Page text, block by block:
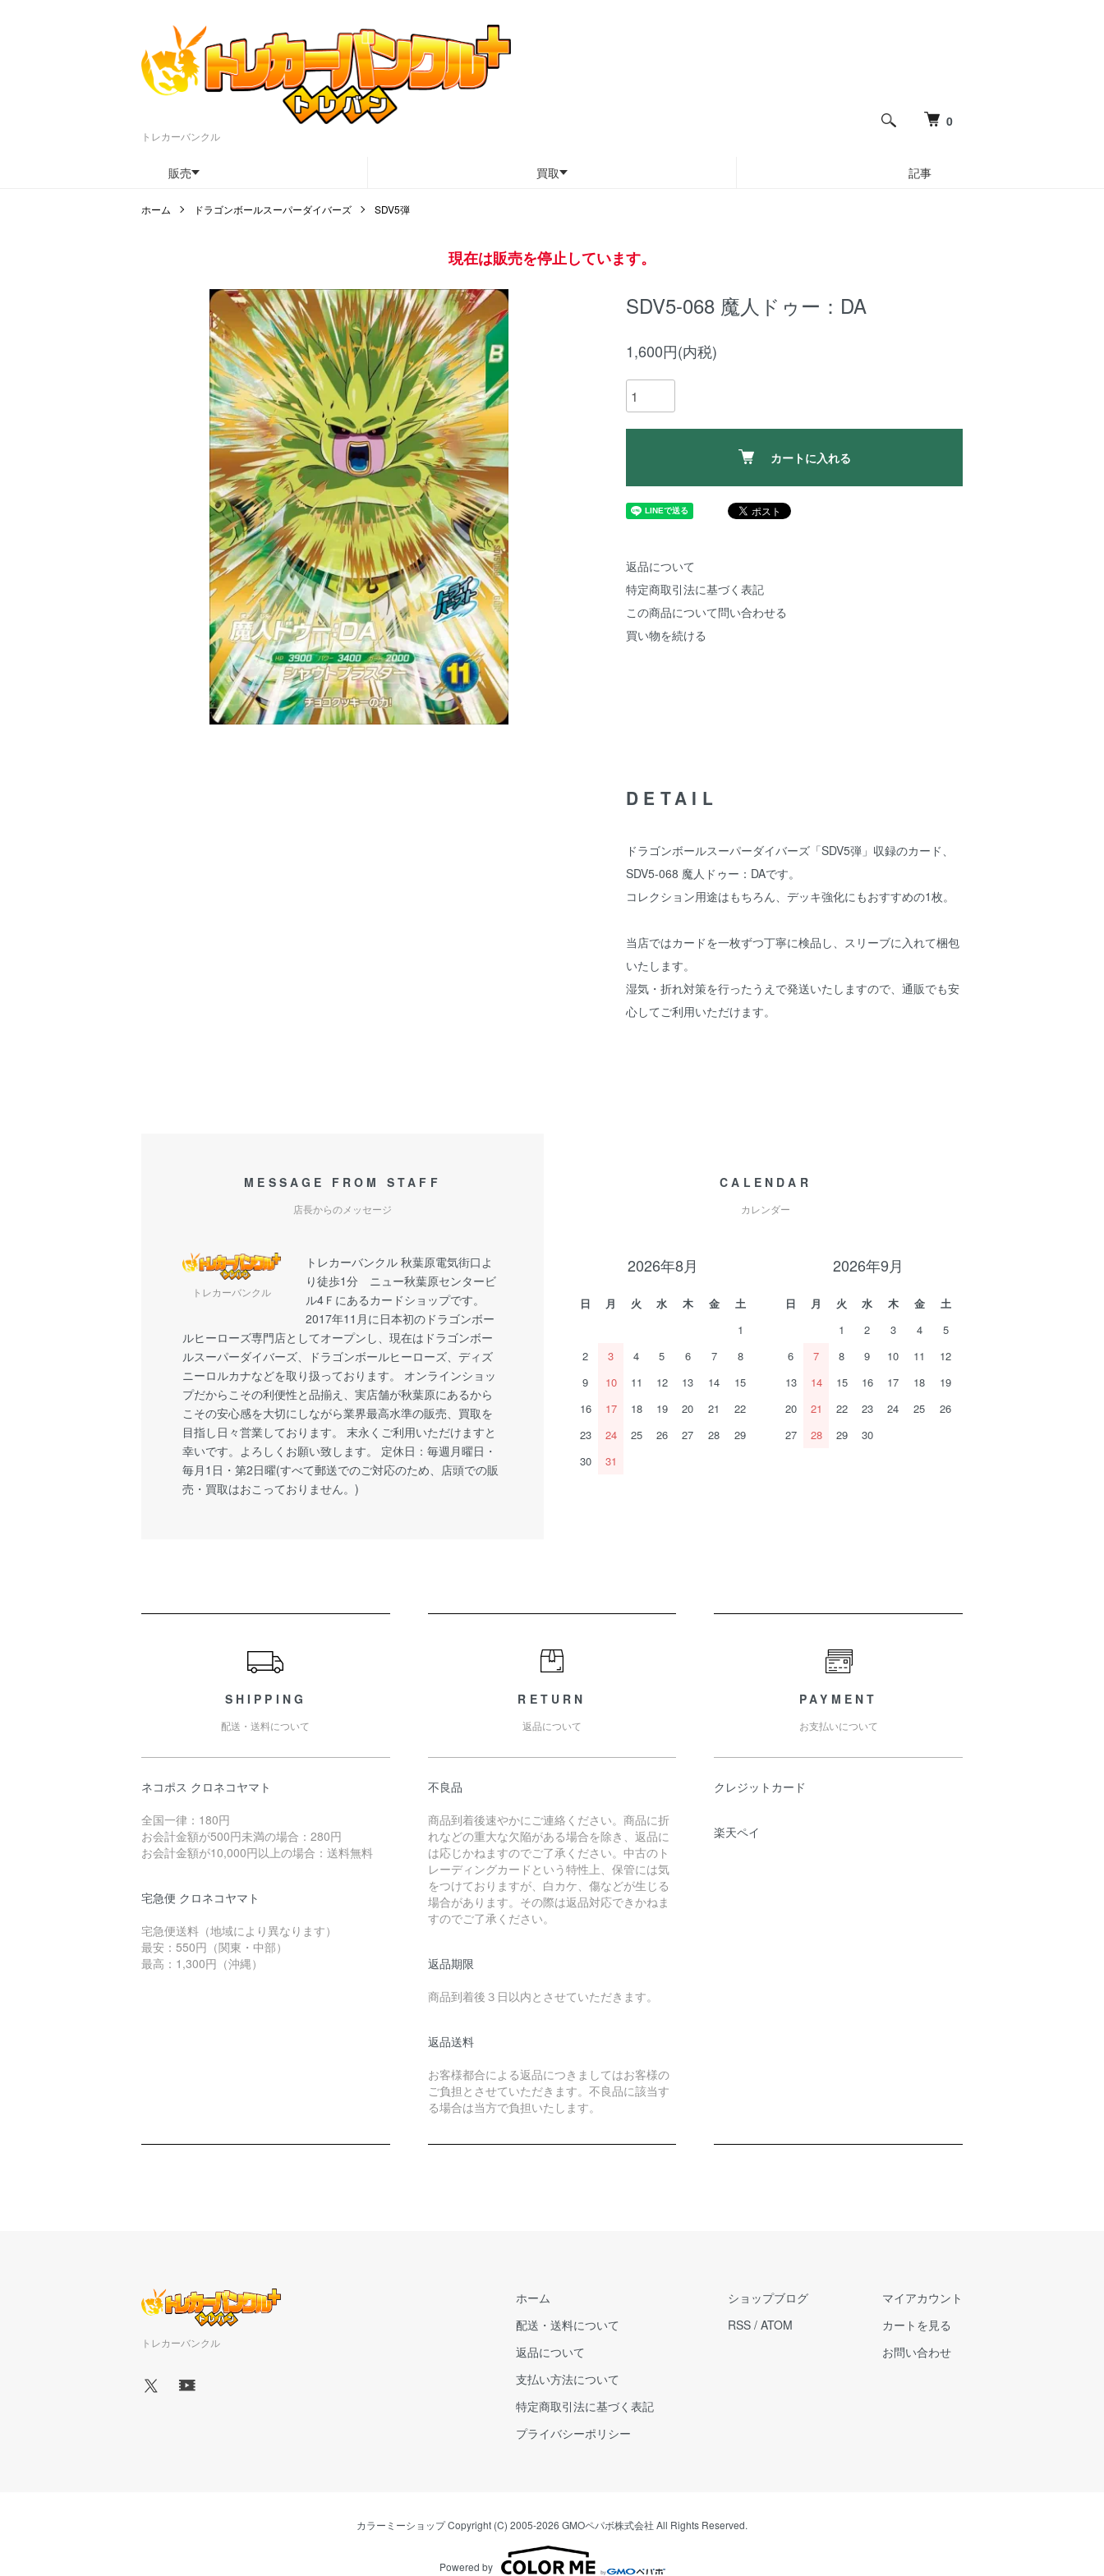
トレカーバンクル
0
販売 買取 記事
ホーム ドラゴンボールスーパーダイバーズ SDV5弾
現在は販売を停止しています。
SDV5-068 魔人ドゥー：DA
1,600円(内税)
カートに入れる
返品について
特定商取引法に基づく表記
この商品について問い合わせる
買い物を続ける
DETAIL
ドラゴンボールスーパーダイバーズ「SDV5弾」収録のカード、
SDV5-068 魔人ドゥー：DAです。
コレクション用途はもちろん、デッキ強化にもおすすめの1枚。
当店ではカードを一枚ずつ丁寧に検品し、スリーブに入れて梱包
いたします。
湿気・折れ対策を行ったうえで発送いたしますので、通販でも安
心してご利用いただけます。
MESSAGE FROM STAFF
店長からのメッセージ
トレカーバンクル
トレカーバンクル 秋葉原電気街口よ
り徒歩1分 ニュー秋葉原センタービ
ル4Ｆにあるカードショップです。
2017年11月に日本初のドラゴンボー
ルヒーローズ専門店としてオープンし、現在はドラゴンボー
ルスーパーダイバーズ、ドラゴンボールヒーローズ、ディズ
ニーロルカナなどを取り扱っております。 オンラインショッ
プだからこその利便性と品揃え、実店舗が秋葉原にあるから
こその安心感を大切にしながら業界最高水準の販売、買取を
目指し日々営業しております。 末永くご利用いただけますと
幸いです。よろしくお願い致します。 定休日：毎週月曜日・
毎月1日・第2日曜(すべて郵送でのご対応のため、店頭での販
売・買取はおこっておりません。)
CALENDAR
カレンダー
2026年8月
日 月 火 水 木 金
土
1
2
3 4 5 6 7
8
9
10 11 12 13 14
15
16
17 18 19 20 21
22
23
24 25 26 27 28
29
30
31
2026年9月
日 月 火 水 木 金
土
1
2 3 4
5
6
7 8 9 10 11
12
13
14 15 16 17 18
19
20
21 22 23 24 25
26
27
28 29 30
SHIPPING
配送・送料について
ネコポス クロネコヤマト
全国一律：180円
お会計金額が500円未満の場合：280円
お会計金額が10,000円以上の場合：送料無料
宅急便 クロネコヤマト
宅急便送料（地域により異なります）
最安：550円（関東・中部）
最高：1,300円（沖縄）
RETURN
返品について
不良品
商品到着後速やかにご連絡ください。商品に折
れなどの重大な欠陥がある場合を除き、返品に
は応じかねますのでご了承ください。中古のト
レーディングカードという特性上、保管には気
をつけておりますが、白カケ、傷などが生じる
場合があります。その際は返品対応できかねま
すのでご了承ください。
返品期限
商品到着後３日以内とさせていただきます。
返品送料
お客様都合による返品につきましてはお客様の
ご負担とさせていただきます。不良品に該当す
る場合は当方で負担いたします。
PAYMENT
お支払いについて
クレジットカード
楽天ペイ
トレカーバンクル
ホーム
配送・送料について
返品について
支払い方法について
特定商取引法に基づく表記
プライバシーポリシー
ショップブログ
RSS / ATOM
マイアカウント
カートを見る
お問い合わせ
カラーミーショップCopyright (C) 2005-2026 GMOペパボ株式会社 All Rights Reserved.
Powered by